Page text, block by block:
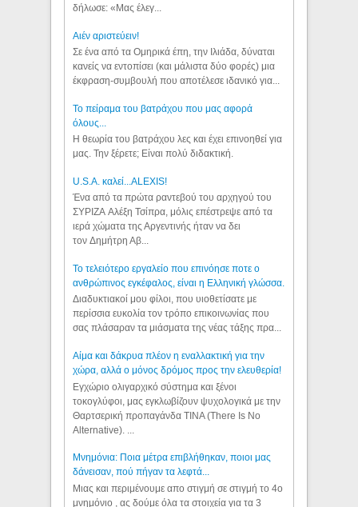
δήλωσε: «Μας έλεγ...
Aιέν αριστεύειν!
Σε ένα από τα Ομηρικά έπη, την Ιλιάδα, δύναται
κανείς να εντοπίσει (και μάλιστα δύο φορές) μια
έκφραση-συμβουλή που αποτέλεσε ιδανικό για...
Το πείραμα του βατράχου που μας αφορά
όλους...
Η θεωρία του βατράχου λες και έχει επινοηθεί για
μας. Την ξέρετε; Είναι πολύ διδακτική.
U.S.A. καλεί...ALEXIS!
Ένα από τα πρώτα ραντεβού του αρχηγού του
ΣΥΡΙΖΑ Αλέξη Τσίπρα, μόλις επέστρεψε από τα
ιερά χώματα της Αργεντινής ήταν να δει
τον Δημήτρη Αβ...
Το τελειότερο εργαλείο που επινόησε ποτε ο
ανθρώπινος εγκέφαλος, είναι η Ελληνική γλώσσα.
Διαδυκτιακοί μου φίλοι, που υιοθετίσατε με
περίσσια ευκολία τον τρόπο επικοινωνίας που
σας πλάσαραν τα μιάσματα της νέας τάξης πρα...
Αίμα και δάκρυα πλέον η εναλλακτική για την
χώρα, αλλά ο μόνος δρόμος προς την ελευθερία!
Εγχώριο ολιγαρχικό σύστημα και ξένοι
τοκογλύφοι, μας εγκλωβίζουν ψυχολογικά με την
Θαρτσερική προπαγάνδα TINA (There Is No
Alternative). ...
Μνημόνια: Ποια μέτρα επιβλήθηκαν, ποιοι μας
δάνεισαν, πού πήγαν τα λεφτά...
Μιας και περιμένουμε απο στιγμή σε στιγμή το 4ο
μνημόνιο , ας δούμε όλα τα στοιχεία για τα 3